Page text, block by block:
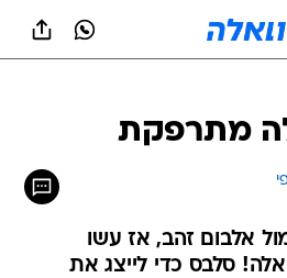
מתרפקת
אלבום זהב, אז עשו
סלבס כדי לייצג את